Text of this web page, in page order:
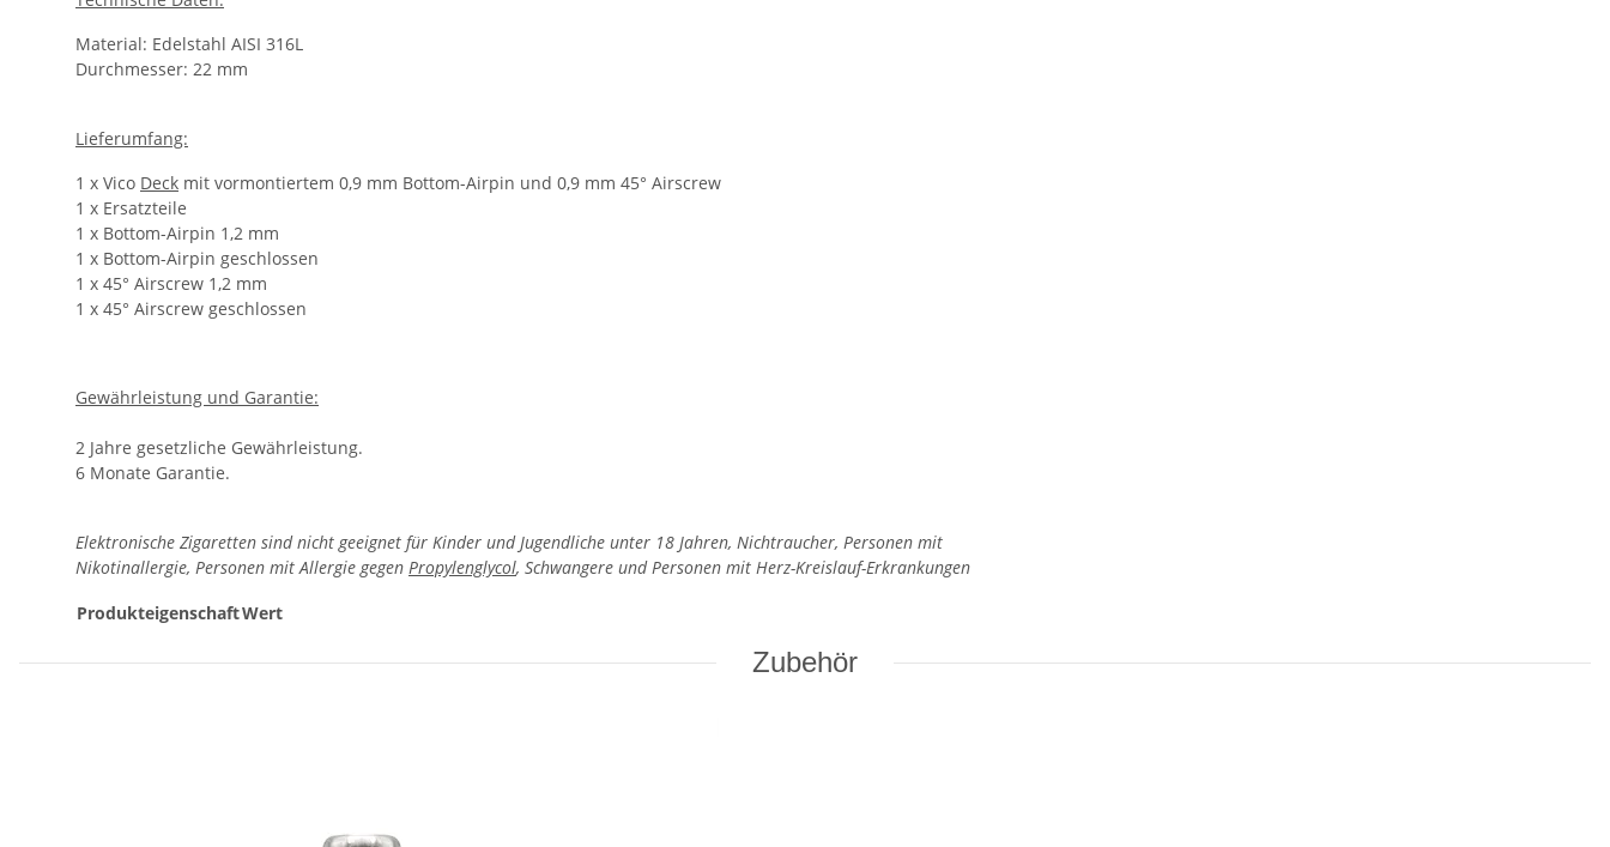
Material: Edelstahl AISI 316L
Durchmesser: 22 mm
Lieferumfang:
1 x Vico Deck mit vormontiertem 0,9 mm Bottom-Airpin und 0,9 mm 45° Airscrew
1 x Ersatzteile
1 x Bottom-Airpin 1,2 mm
1 x Bottom-Airpin geschlossen
1 x 45° Airscrew 1,2 mm
1 x 45° Airscrew geschlossen
Gewährleistung und Garantie:
2 Jahre gesetzliche Gewährleistung.
6 Monate Garantie.
Elektronische Zigaretten sind nicht geeignet für Kinder und Jugendliche unter 18 Jahren, Nichtraucher, Personen mit
Nikotinallergie, Personen mit Allergie gegen Propylenglycol, Schwangere und Personen mit Herz-Kreislauf-Erkrankungen
ProdukteigenschaftWert
Zubehör